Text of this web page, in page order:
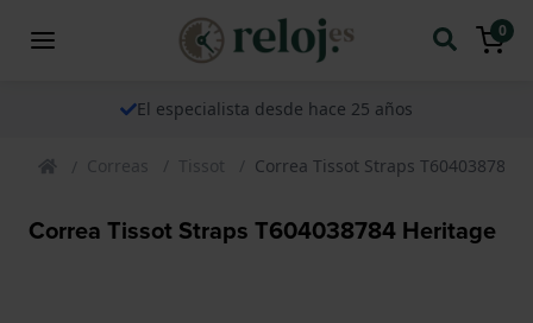
0
El especialista desde hace 25 años
Correas Tissot Correa Tissot Straps T604038784
Correa Tissot Straps T604038784 Heritage